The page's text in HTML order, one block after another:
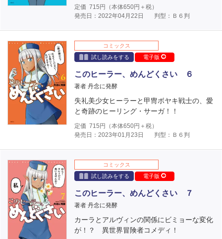
定価 715 円（本体650円＋税）
発売日：2022年04月22日
判型：Ｂ６判
コミックス
試し読みをする
電子版
このヒーラー、めんどくさい ６
著者 丹念に発酵
失礼美少女ヒーラーと甲冑ボヤキ戦士の、愛
と奇跡のヒーリング・サーガ！！
定価 715 円（本体650円＋税）
発売日：2023年01月23日
判型：Ｂ６判
コミックス
試し読みをする
電子版
このヒーラー、めんどくさい ７
著者 丹念に発酵
カーラとアルヴィンの関係にビミョーな変化
が！？ 異世界冒険者コメディ！